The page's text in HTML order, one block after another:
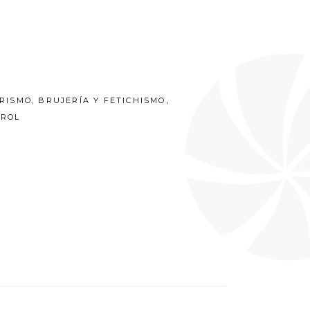
BRUJERÍA Y FETICHISMO ,